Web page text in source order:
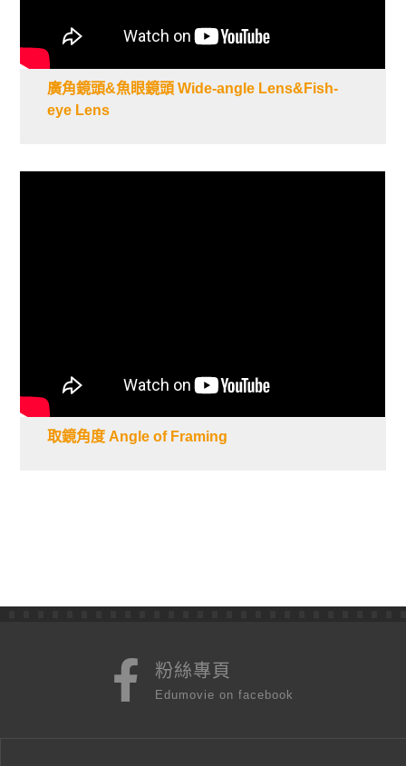
廣角鏡頭&魚眼鏡頭 Wide-angle Lens&Fish-
eye Lens
取鏡角度 Angle of Framing
粉絲專頁
Edumovie on facebook